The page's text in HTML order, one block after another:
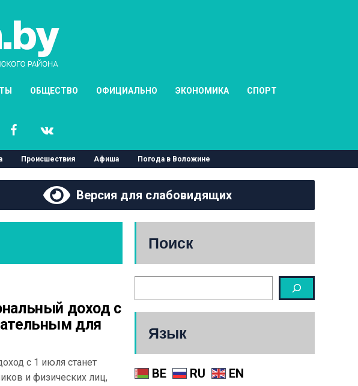
ОБЩЕСТВО ОФИЦИАЛЬНО ЭКОНОМИКА СПОРТ
Происшествия Афиша Погода в Воложине
Версия для слабовидящих
доход с
для
с 1 июля станет
и физических лиц,
Поиск
Язык
BE RU EN